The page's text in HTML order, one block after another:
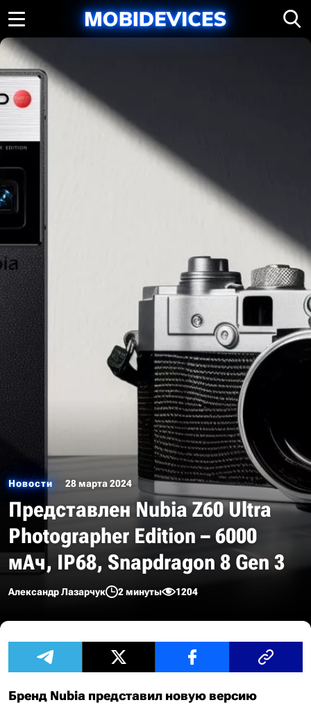
Новости 28 марта 2024
Представлен Nubia Z60 Ultra
Photographer Edition – 6000
мАч, IP68, Snapdragon 8 Gen 3
Александр Лазарчук 2 минуты 1204
Бренд Nubia представил новую версию